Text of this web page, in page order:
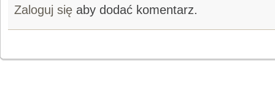
Zaloguj się aby dodać komentarz.